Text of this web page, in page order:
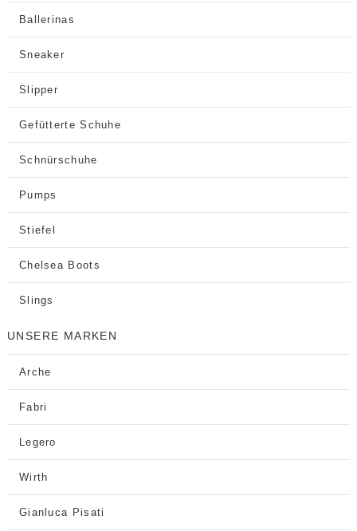
Ballerinas
Sneaker
Slipper
Gefütterte Schuhe
Schnürschuhe
Pumps
Stiefel
Chelsea Boots
Slings
UNSERE MARKEN
Arche
Fabri
Legero
Wirth
Gianluca Pisati